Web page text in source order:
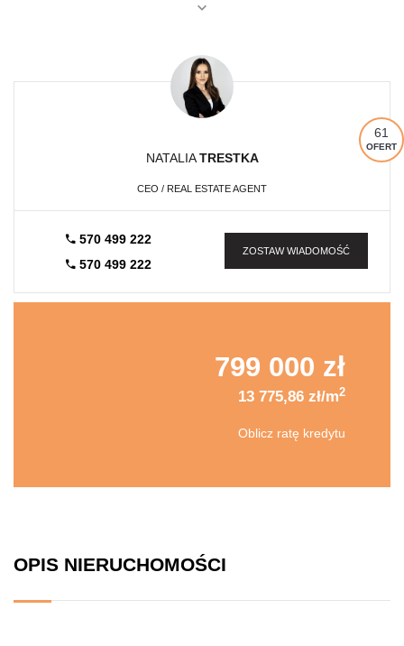
61
OFERT
NATALIATRESTKA
CEO / REAL ESTATE AGENT
570 499 222
570 499 222
ZOSTAW WIADOMOŚĆ
799 000 zł
13 775,86 zł/m2
Oblicz ratę kredytu
OPIS NIERUCHOMOŚCI